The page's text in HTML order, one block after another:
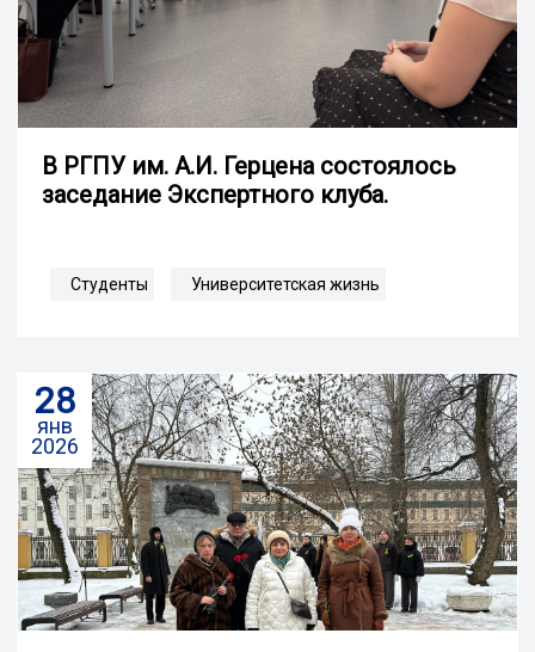
В РГПУ им. А.И. Герцена состоялось
заседание Экспертного клуба.
Студенты Университетская жизнь
28
янв
2026